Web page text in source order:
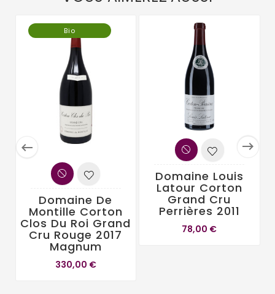
 
Bio
Domaine De
Montille Corton
Clos Du Roi Grand
Cru Rouge 2017
Magnum
330,00 €
Domaine Louis
Latour Corton
Grand Cru
Perrières 2011
78,00 €